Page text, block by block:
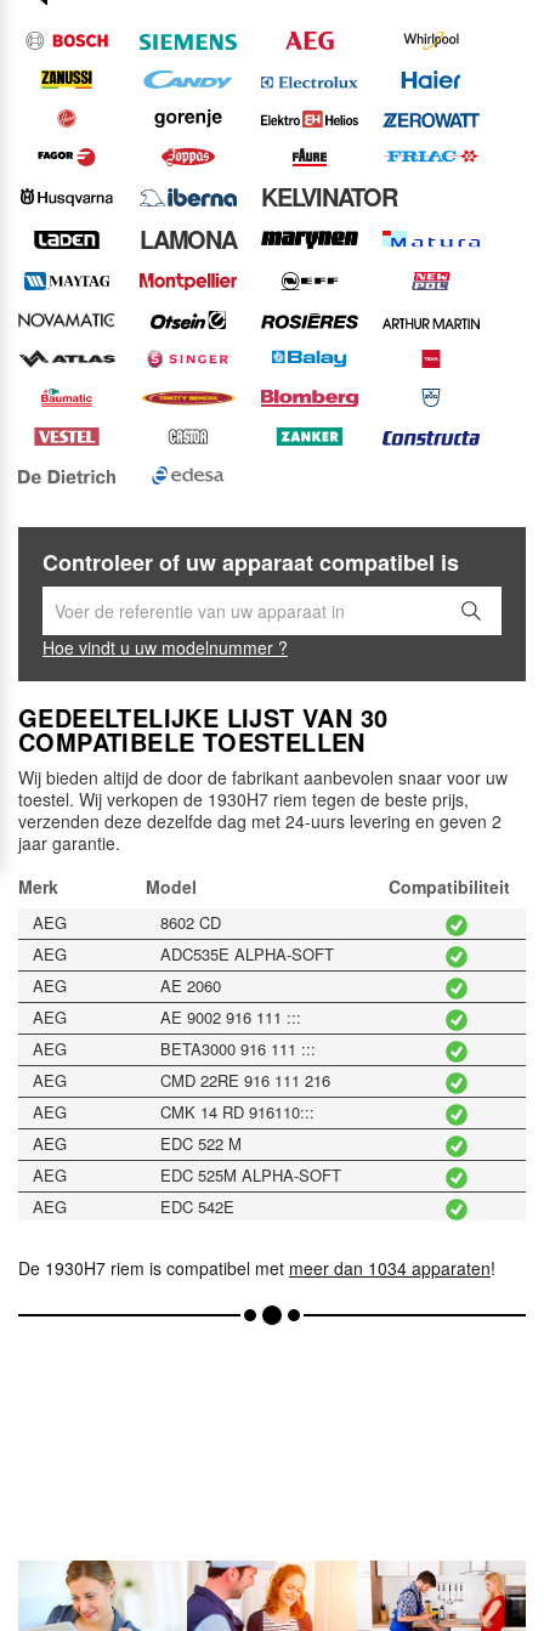
KELVINATOR
LAMONA
Controleer of uw apparaat compatibel is
Hoe vindt u uw modelnummer ?
GEDEELTELIJKE LIJST VAN 30
COMPATIBELE TOESTELLEN
Wij bieden altijd de door de fabrikant aanbevolen snaar voor uw
toestel. Wij verkopen de 1930H7 riem tegen de beste prijs,
verzenden deze dezelfde dag met 24-uurs levering en geven 2
jaar garantie.
Merk
Model Compatibiliteit
AEG
8602 CD
AEG
ADC535E ALPHA-SOFT
AEG
AE 2060
AEG
AE 9002 916 111 :::
AEG
BETA3000 916 111 :::
AEG
CMD 22RE 916 111 216
AEG
CMK 14 RD 916110:::
AEG
EDC 522 M
AEG
EDC 525M ALPHA-SOFT
AEG
EDC 542E
AEG
EDE 562M 916 111 101
EDE 572E F
AEG
L57700 (G)
AEG
LAVATH.ADORINATEW
AEG
LAVATHERM CARAT 538W
De 1930H7 riem is compatibel met meer dan 1034 apparaten!